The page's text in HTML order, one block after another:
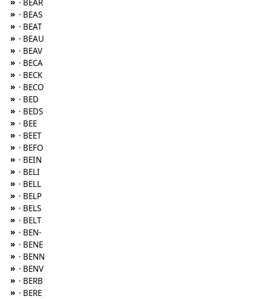
· BEAR
» · BEAS
» · BEAT
» · BEAU
» · BEAV
» · BECA
» · BECK
» · BECO
» · BED
» · BEDS
» · BEE
» · BEET
» · BEFO
» · BEIN
» · BELI
» · BELL
» · BELP
» · BELS
» · BELT
» · BEN-
» · BENE
» · BENN
» · BENV
» · BERB
» · BERE